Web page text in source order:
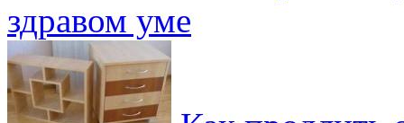
здравом уме